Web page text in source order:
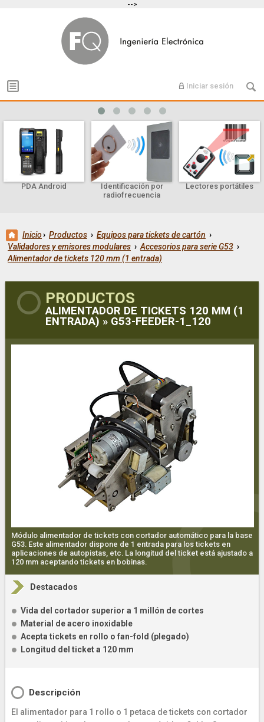
-->
Iniciar sesión
PDA Android
Identificación por
radiofrecuencia
Lectores portátiles
Inicio› Productos › Equipos para tickets de cartón ›
Validadores y emisores modulares › Accesorios para serie G53 ›
Alimentador de tickets 120 mm (1 entrada)
PRODUCTOS
ALIMENTADOR DE TICKETS 120 MM (1
ENTRADA) » G53-FEEDER-1_120
Módulo alimentador de tickets con cortador automático para la base
G53. Este alimentador dispone de 1 entrada para los tickets en
aplicaciones de autopistas, etc. La longitud del ticket está ajustado a
120 mm aceptando tickets en bobinas.
Destacados
Vida del cortador superior a 1 millón de cortes
Material de acero inoxidable
Acepta tickets en rollo o fan-fold (plegado)
Longitud del ticket a 120 mm
Descripción
El alimentador para 1 rollo o 1 petaca de tickets con cortador